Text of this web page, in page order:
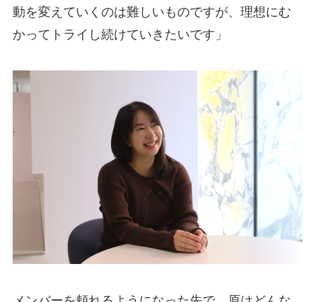
動を変えていくのは難しいものですが、理想にむ
かってトライし続けていきたいです」